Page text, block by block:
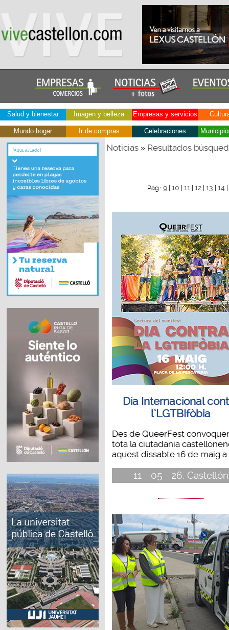
Salud y bienestar Imagen y belleza Empresas y servicios
Mundo hogar Ir de compras Celebraciones
Noticias» Resultados
Pág.: 9| 10 11| 12| 13 14|
Dia Internacional
l’LGTBIfòbia
Des de QueerFest
tota la ciutadania
aquest dissabte 16 de maig a
11 - 05 - 26, Castellón